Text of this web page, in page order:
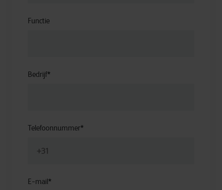
Functie
Bedrijf*
Telefoonnummer*
E-mail*